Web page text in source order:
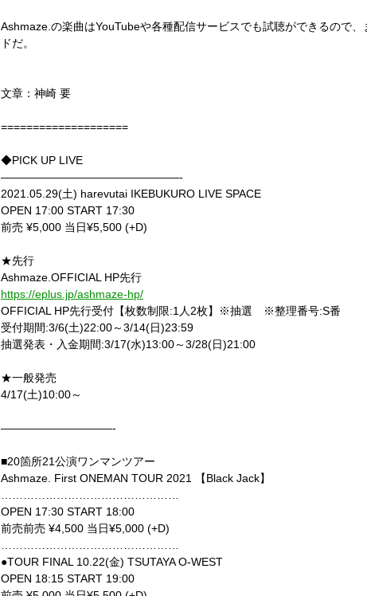
Ashmaze.の楽曲はYouTubeや各種配信サービスでも試聴ができるので
ドだ。
文章：神崎 要
====================
◆PICK UP LIVE
————————————————-
2021.05.29(土) harevutai IKEBUKURO LIVE SPACE
OPEN 17:00 START 17:30
前売 ¥5,000 当日¥5,500 (+D)
★先行
Ashmaze.OFFICIAL HP先行
https://eplus.jp/ashmaze-hp/
OFFICIAL HP先行受付【枚数制限:1人2枚】※抽選 ※整理番号:S番
受付期間:3/6(土)22:00～3/14(日)23:59
抽選発表・入金期間:3/17(水)13:00～3/28(日)21:00
★一般発売
4/17(土)10:00～
——————————-
■20箇所21公演ワンマンツアー
Ashmaze. First ONEMAN TOUR 2021 【Black Jack】
OPEN 17:30 START 18:00
前売前売 ¥4,500 当日¥5,000 (+D)
●TOUR FINAL 10.22(金) TSUTAYA O-WEST
OPEN 18:15 START 19:00